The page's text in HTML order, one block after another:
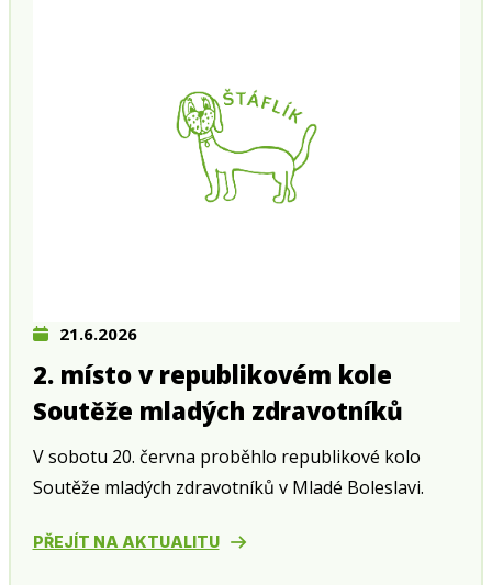
21.6.2026
2. místo v republikovém kole
Soutěže mladých zdravotníků
V sobotu 20. června proběhlo republikové kolo
Soutěže mladých zdravotníků v Mladé Boleslavi.
PŘEJÍT NA AKTUALITU